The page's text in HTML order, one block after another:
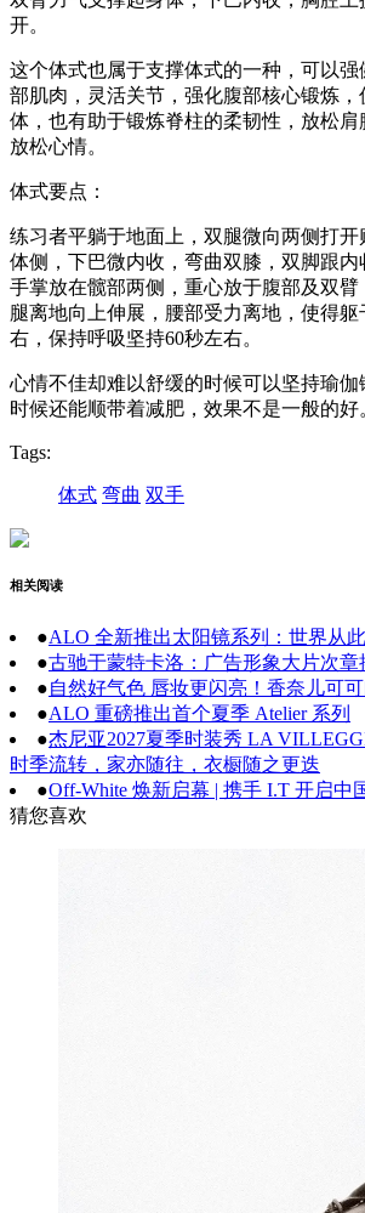
开。
这个体式也属于支撑体式的一种，可以
部肌肉，灵活关节，强化腹部核心锻炼
体，也有助于锻炼脊柱的柔韧性，放松肩
放松心情。
体式要点：
练习者平躺于地面上，双腿微向两侧打
体侧，下巴微内收，弯曲双膝，双脚跟内
手掌放在髋部两侧，重心放于腹部及双臂
腿离地向上伸展，腰部受力离地，使得
右，保持呼吸坚持60秒左右。
心情不佳却难以舒缓的时候可以坚持瑜
时候还能顺带着减肥，效果不是一般的好
Tags:
体式 弯曲 双手
相关阅读
●ALO 全新推出太阳镜系列：世界从
●古驰于蒙特卡洛：广告形象大片次章
●自然好气色 唇妆更闪亮！香奈儿可
●ALO 重磅推出首个夏季 Atelier 系列
●杰尼亚2027夏季时装秀 LA
时季流转，家亦随往，衣橱随之更迭
●Off-White 焕新启幕 | 携手 I.T 开启中
猜您喜欢